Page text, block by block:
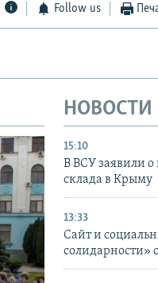
Follow us
НОВОСТИ
15:10
В ВСУ заявили
склада в Крыму
13:33
Сайт и
солидарности»